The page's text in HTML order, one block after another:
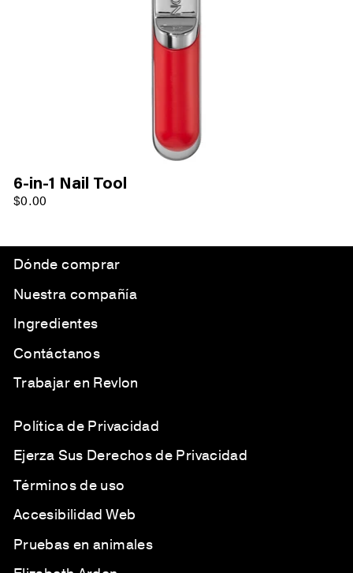
6-in-1 Nail Tool
$0.00
Dónde comprar
Nuestra compañía
Ingredientes
Contáctanos
Trabajar en Revlon
Política de Privacidad
Ejerza Sus Derechos de Privacidad
Términos de uso
Accesibilidad Web
Pruebas en animales